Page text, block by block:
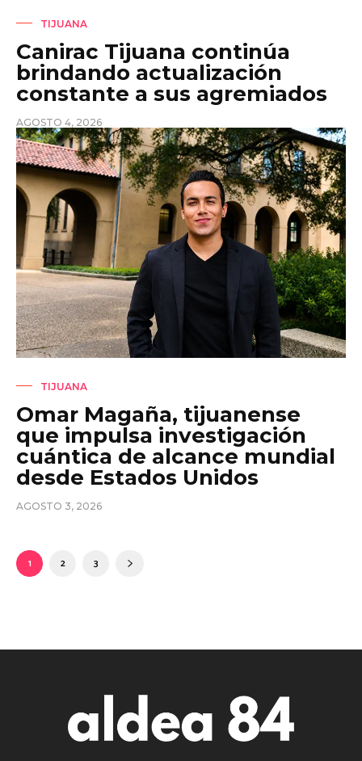
TIJUANA
Canirac Tijuana continúa
brindando actualización
constante a sus agremiados
AGOSTO 4, 2026
TIJUANA
Omar Magaña, tijuanense
que impulsa investigación
cuántica de alcance mundial
desde Estados Unidos
AGOSTO 3, 2026
1 2 3